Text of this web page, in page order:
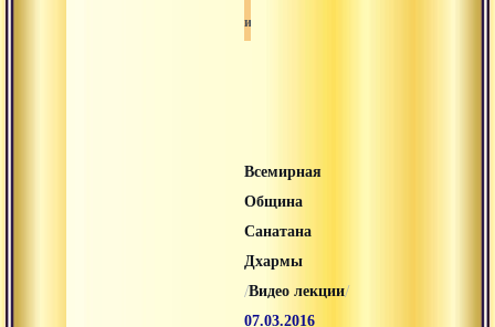
Шива
Всемирная
Община
Санатана
Дхармы
/Видео лекции/
07.03.2016